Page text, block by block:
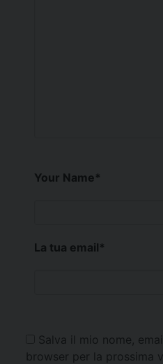
Your Name*
La tua email*
Salva il mio nome,
browser per la prossima